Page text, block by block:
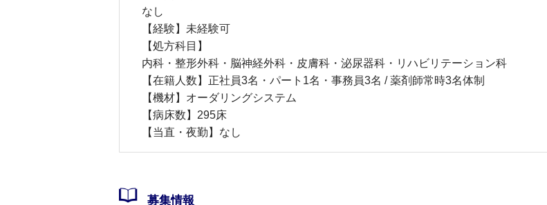
なし
【経験】未経験可
【処方科目】
内科・整形外科・脳神経外科・皮膚科・泌尿器科・リハビリテーション科
【在籍人数】正社員3名・パート1名・事務員3名 / 薬剤師常時3名体制
【機材】オーダリングシステム
【病床数】295床
【当直・夜勤】なし
募集情報